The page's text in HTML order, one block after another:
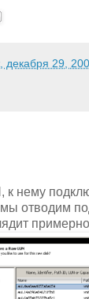
декабря 29,
к нему
отводим
примерно